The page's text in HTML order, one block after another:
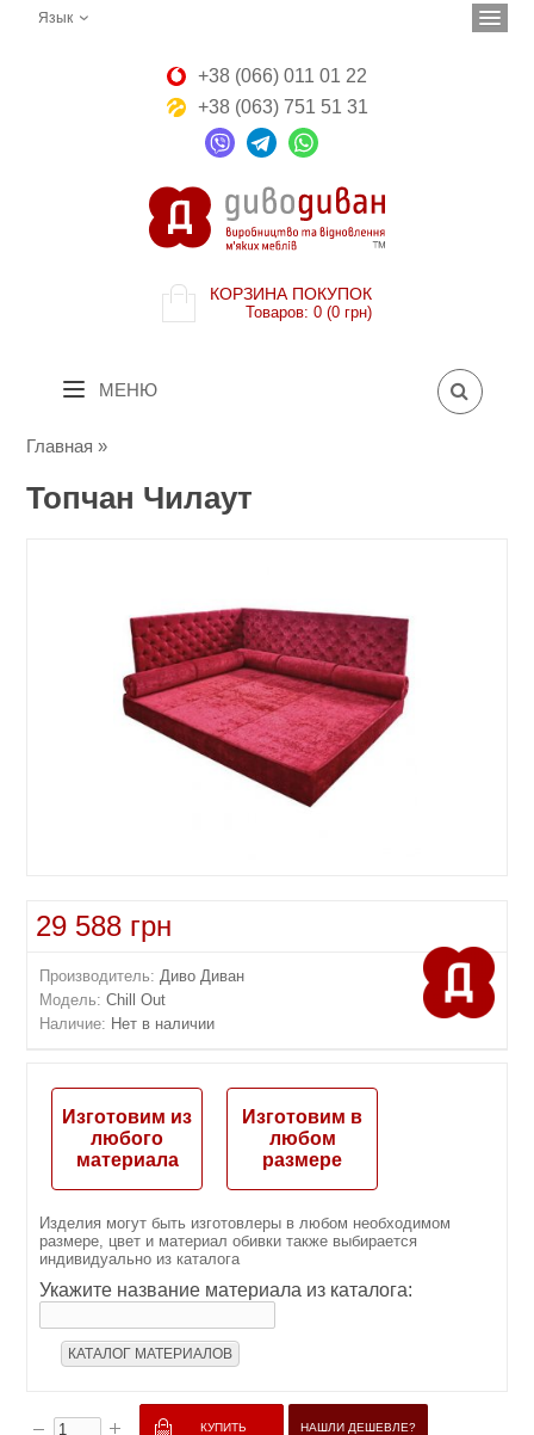
Язык
+38 (066) 011 01 22
+38 (063) 751 51 31
КОРЗИНА ПОКУПОК
Товаров: 0 (0 грн)
МЕНЮ
Главная »
Топчан Чилаут
29 588 грн
Производитель: Диво Диван
Модель: Chill Out
Наличие: Нет в наличии
Изготовим из
любого
материала
Изготовим в
любом
размере
Изделия могут быть изготовлеры в любом необходимом
размере, цвет и материал обивки также выбирается
индивидуально из каталога
Укажите название материала из каталога:
КАТАЛОГ МАТЕРИАЛОВ
НАШЛИ ДЕШЕВЛЕ?